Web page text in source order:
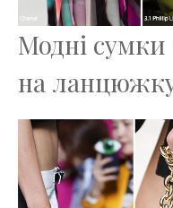
Модні сумки
на